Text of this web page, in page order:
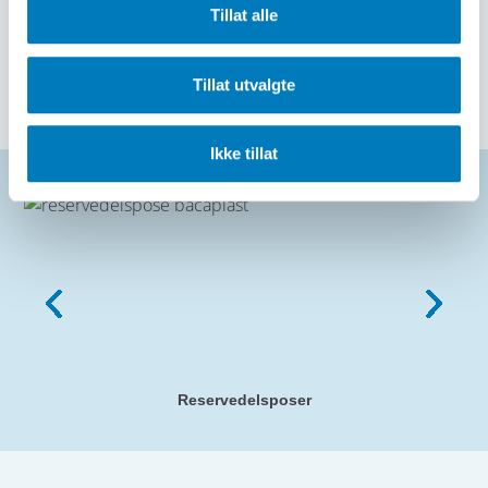
Tillat alle
Tillat utvalgte
Ikke tillat
Ønsker du å bestille? Eller har du spørsmål?
55 92 77 77 post@baca.no
Relaterte produkter
Reservedelsposer